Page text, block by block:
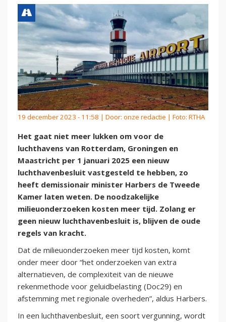
19 december 2023 - 11:58 | Door: onze redactie | Foto: RTHA
Het gaat niet meer lukken om voor de
luchthavens van Rotterdam, Groningen en
Maastricht per 1 januari 2025 een nieuw
luchthavenbesluit vastgesteld te hebben, zo
heeft demissionair minister Harbers de Tweede
Kamer laten weten. De noodzakelijke
milieuonderzoeken kosten meer tijd. Zolang er
geen nieuw luchthavenbesluit is, blijven de oude
regels van kracht.
Dat de milieuonderzoeken meer tijd kosten, komt
onder meer door “het onderzoeken van extra
alternatieven, de complexiteit van de nieuwe
rekenmethode voor geluidbelasting (Doc29) en
afstemming met regionale overheden”, aldus Harbers.
In een luchthavenbesluit, een soort vergunning, wordt